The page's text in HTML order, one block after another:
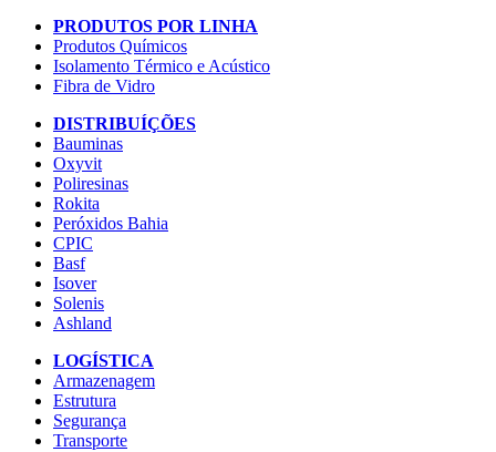
PRODUTOS POR LINHA
Produtos Químicos
Isolamento Térmico e Acústico
Fibra de Vidro
DISTRIBUÍÇÕES
Bauminas
Oxyvit
Poliresinas
Rokita
Peróxidos Bahia
CPIC
Basf
Isover
Solenis
Ashland
LOGÍSTICA
Armazenagem
Estrutura
Segurança
Transporte